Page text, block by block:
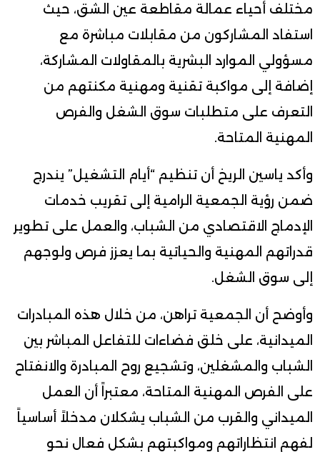
مختلف أحياء عمالة مقاطعة عين الشق، حيث
استفاد المشاركون من مقابلات مباشرة مع
مسؤولي الموارد البشرية بالمقاولات المشاركة،
إضافة إلى مواكبة تقنية ومهنية مكنتهم من
التعرف على متطلبات سوق الشغل والفرص
المهنية المتاحة.
وأكد ياسين الريخ أن تنظيم “أيام التشغيل” يندرج
ضمن رؤية الجمعية الرامية إلى تقريب خدمات
الإدماج الاقتصادي من الشباب، والعمل على تطوير
قدراتهم المهنية والحياتية بما يعزز فرص ولوجهم
إلى سوق الشغل.
وأوضح أن الجمعية تراهن، من خلال هذه المبادرات
الميدانية، على خلق فضاءات للتفاعل المباشر بين
الشباب والمشغلين، وتشجيع روح المبادرة والانفتاح
على الفرص المهنية المتاحة، معتبراً أن العمل
الميداني والقرب من الشباب يشكلان مدخلاً أساسياً
لفهم انتظاراتهم ومواكبتهم بشكل فعال نحو